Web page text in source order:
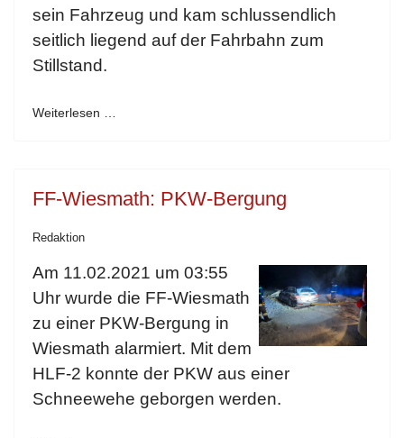
sein Fahrzeug und kam schlussendlich
seitlich liegend auf der Fahrbahn zum
Stillstand.
Weiterlesen …
FF-Wiesmath: PKW-Bergung
Redaktion
Am 11.02.2021 um 03:55
Uhr wurde die FF-Wiesmath
zu einer PKW-Bergung in
Wiesmath alarmiert. Mit dem
HLF-2 konnte der PKW aus einer
Schneewehe geborgen werden.